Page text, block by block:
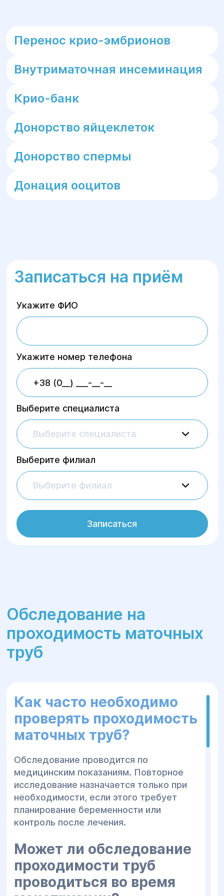
во время процедуры могут быть
одновременно устранены спайки или
Перенос крио-эмбрионов
Внутриматочная инсеминация
Крио-банк
Донорство яйцеклеток
Донорство спермы
Донация ооцитов
Записаться на приём
Укажите ФИО
Укажите номер телефона
Выберите специалиста
Выберите специалиста
Выберите филиал
Выберите филиал
Записаться
Обследование на
проходимость маточных
труб
Как часто необходимо
проверять проходимость
маточных труб?
Обследование проводится по
медицинским показаниям. Повторное
исследование назначается только при
необходимости, если этого требует
планирование беременности или
контроль после лечения.
Может ли обследование
проходимости труб
проводиться во время